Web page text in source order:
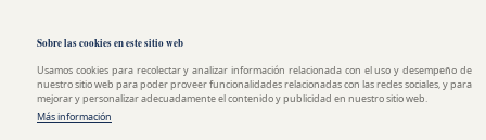
Sobre las cookies en este sitio web
Usamos cookies para recolectar y analizar información relacionada con el uso y desempeño de
nuestro sitio web para poder proveer funcionalidades relacionadas con las redes sociales, y para
mejorar y personalizar adecuadamente el contenido y publicidad en nuestro sitio web.
Más información